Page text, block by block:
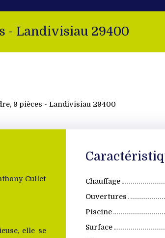
- Landivisiau 29400
9 pièces - Landivisiau 29400
Cullet
elle se
Chauffage
Ouvertures
Piscine
Surface